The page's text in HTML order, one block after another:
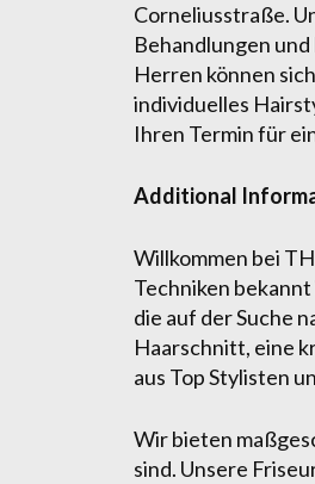
Corneliusstraße.
Behandlungen
Herren können
individuelles
Ihren Termin für
Additional
Willkommen bei
Techniken
die auf der Suche
Haarschnitt, eine
aus Top Stylisten
Wir bieten
sind. Unsere